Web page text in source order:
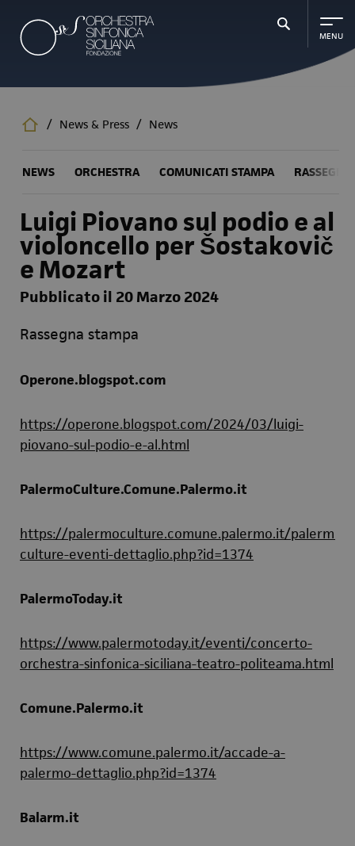
contenuto
principale
/ News & Press / News
NEWS ORCHESTRA COMUNICATI STAMPA
Luigi Piovano sul podio e al
violoncello per Šostakovič
e Mozart
Pubblicato il 20 Marzo 2024
Rassegna stampa
Operone.blogspot.com
https://operone.blogspot.com/2024/03/luigi-
piovano-sul-podio-e-al.html
PalermoCulture.Comune.Palermo.it
https://palermoculture.comune.palermo.it/palermo-
culture-eventi-dettaglio.php?id=1374
PalermoToday.it
https://www.palermotoday.it/eventi/concerto-
orchestra-sinfonica-siciliana-teatro-politeama.html
Comune.Palermo.it
https://www.comune.palermo.it/accade-a-
palermo-dettaglio.php?id=1374
Balarm.it